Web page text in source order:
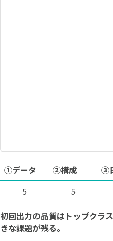
①データ ②構成 ③
5
5
初回出力の品質はトップクラ
きな課題が残る。